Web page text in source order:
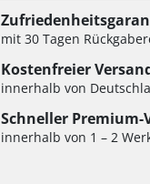
mit 30 Tagen
Kostenfreier
innerhalb von
Schneller Premium-
innerhalb von 1 – 2